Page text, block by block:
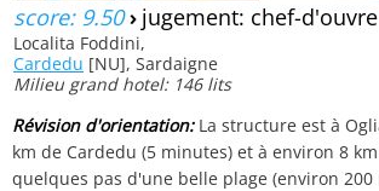
score: 9.50› jugement: chef-d'ouvre
Localita Foddini,
Cardedu [NU], Sardaigne
Milieu grand hotel: 146 lits
Révision d'orientation:La structure est à
km de Cardedu (5 minutes) et à environ 8
quelques pas d'une belle plage (environ